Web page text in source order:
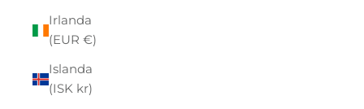
Irlanda
(EUR €)
Islanda
(ISK kr)